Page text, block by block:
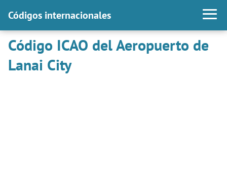
Códigos internacionales
Código ICAO del Aeropuerto de
Lanai City